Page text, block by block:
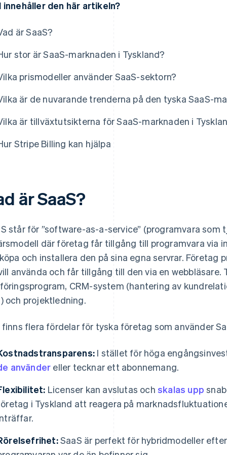
innehåller den här artikeln?
är SaaS?
stor är SaaS-marknaden i Tyskland?
prismodeller använder SaaS-sektorn?
är de nuvarande trenderna på den tyska SaaS-
är tillväxtutsikterna för SaaS-marknaden i
Stripe Billing kan hjälpa
är SaaS?
står för ”software-as-a-service” (programvara som
där företag får tillgång till programvara via
och installera den på sina egna servrar. Företag
använda och får tillgång till den via en webbläsare.
CRM-system (hantering av
och projektledning.
flera fördelar för tyska företag som använder
I stället för höga
använder eller tecknar ett abonnemang.
Licenser kan avslutas ochskalas upp
i Tyskland att reagera på
SaaS är perfekt för hybridmodeller